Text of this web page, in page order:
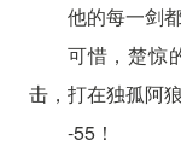
他的每一剑
可惜，楚惊
击，打在独孤阿狼
-55！